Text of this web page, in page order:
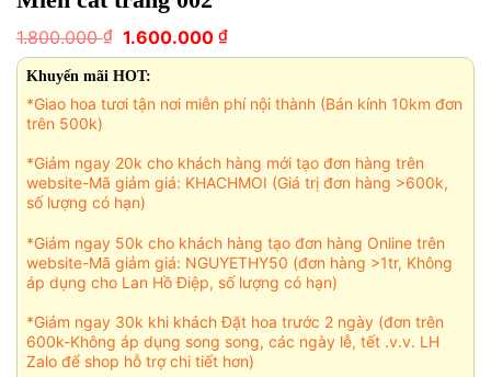
1.800.000₫ Giá
gốc
là:
1.800.000 ₫.
1.600.000 ₫Giá
hiện
1.600.000 ₫.
Khuyến mãi HOT:
*Giao hoa tươi tận nơi miễn phí nội thành (Bán kính 10km đơn
trên 500k)
*Giảm ngay 20k cho khách hàng mới tạo đơn hàng trên
website-Mã giảm giá: KHACHMOI (Giá trị đơn hàng >600k,
số lượng có hạn)
*Giảm ngay 50k cho khách hàng tạo đơn hàng Online trên
website-Mã giảm giá: NGUYETHY50 (đơn hàng >1tr, Không
áp dụng cho Lan Hồ Điệp, số lượng có hạn)
*Giảm ngay 30k khi khách Đặt hoa trước 2 ngày (đơn trên
600k-Không áp dụng song song, các ngày lễ, tết .v.v. LH
Zalo để shop hỗ trợ chi tiết hơn)